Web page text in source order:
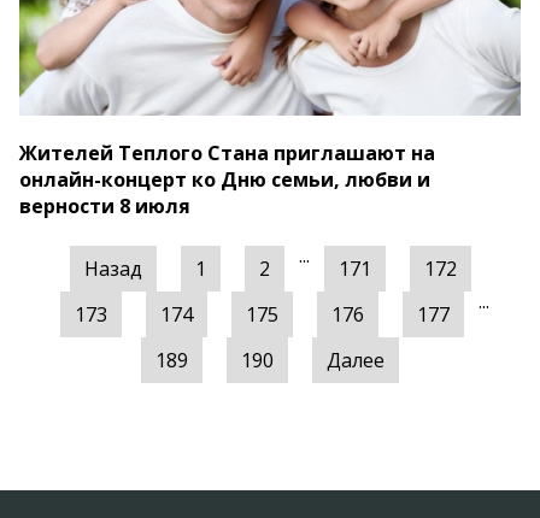
Жителей Теплого Стана приглашают на
онлайн-концерт ко Дню семьи, любви и
верности 8 июля
Назад 1 2 ... 171
172
173
174 175 176 177 ...
189 190 Далее